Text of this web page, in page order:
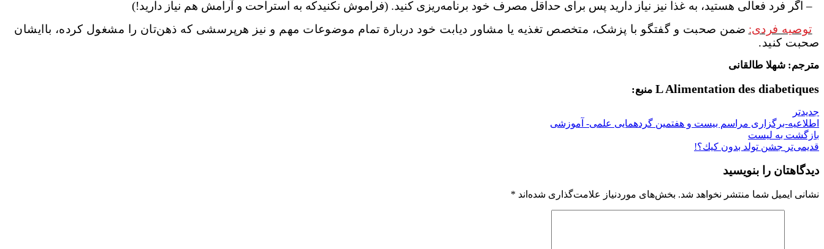
– اگر فرد فعالی هستید، به غذا نیز نیاز دارید پس برای حداقل مصرف خود برنامهریزی کنید. (فراموش نکنیدکه به استراحت و آرامش هم نیاز دارید!)
توصیه فردی: ضمن صحبت و گفتگو با پزشک، متخصص تغذیه یا مشاور دیابت خود دربارة تمام موضوعات مهم و نیز هرپرسشی که ذهنتان را مشغول کرده، باایشان
صحبت کنید.
مترجم: شهلا طالقانی
L Alimentation des diabetiques منبع:
جدیدتر
اطلاعیه-برگزاری مراسم بیست و هفتمین گردهمایی علمی- آموزشی
بازگشت به لیست
قدیمی‌تر جشن تولد بدون كيك؟!
دیدگاهتان را بنویسید
نشانی ایمیل شما منتشر نخواهد شد. بخش‌های موردنیاز علامت‌گذاری شده‌اند *